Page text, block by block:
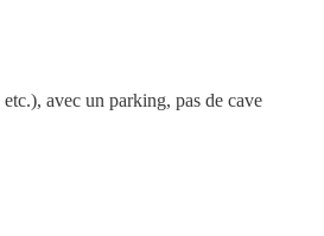
avec un parking, pas de cave